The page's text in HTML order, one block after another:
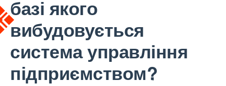
базі якого
вибудовується
система управління
підприємством?